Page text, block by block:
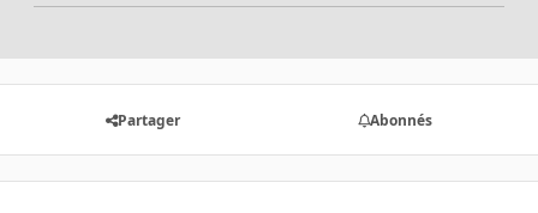
Partager Abonnés